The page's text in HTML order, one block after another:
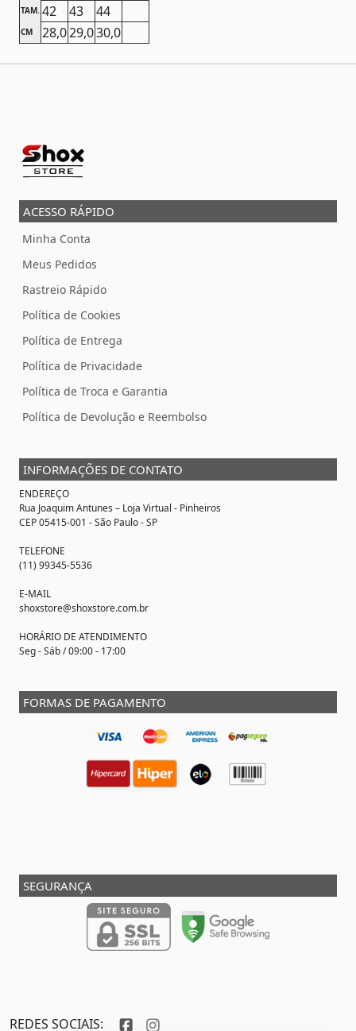
TAM. 42 43 44
CM 28,029,030,0
ACESSO RÁPIDO
Minha Conta
Meus Pedidos
Rastreio Rápido
Política de Cookies
Política de Entrega
Política de Privacidade
Política de Troca e Garantia
Política de Devolução e Reembolso
INFORMAÇÕES DE CONTATO
ENDEREÇO
Rua Joaquim Antunes – Loja Virtual - Pinheiros
CEP 05415-001 - São Paulo - SP
TELEFONE
(11) 99345-5536
E-MAIL
shoxstore@shoxstore.com.br
HORÁRIO DE ATENDIMENTO
Seg - Sáb / 09:00 - 17:00
FORMAS DE PAGAMENTO
SEGURANÇA
REDES SOCIAIS: